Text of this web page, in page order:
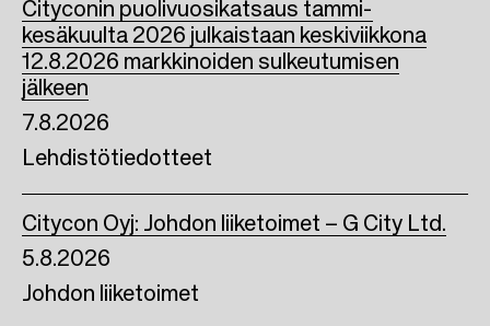
7.8.2026
Lehdistötiedotteet
Cityconin puolivuosikatsaus tammi-
kesäkuulta 2026 julkaistaan keskiviikkona
12.8.2026 markkinoiden sulkeutumisen
jälkeen
5.8.2026
Johdon liiketoimet
Citycon Oyj: Johdon liiketoimet – G City Ltd.